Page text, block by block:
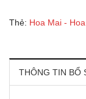
Thẻ: Hoa Mai -
THÔNG TIN BỔ